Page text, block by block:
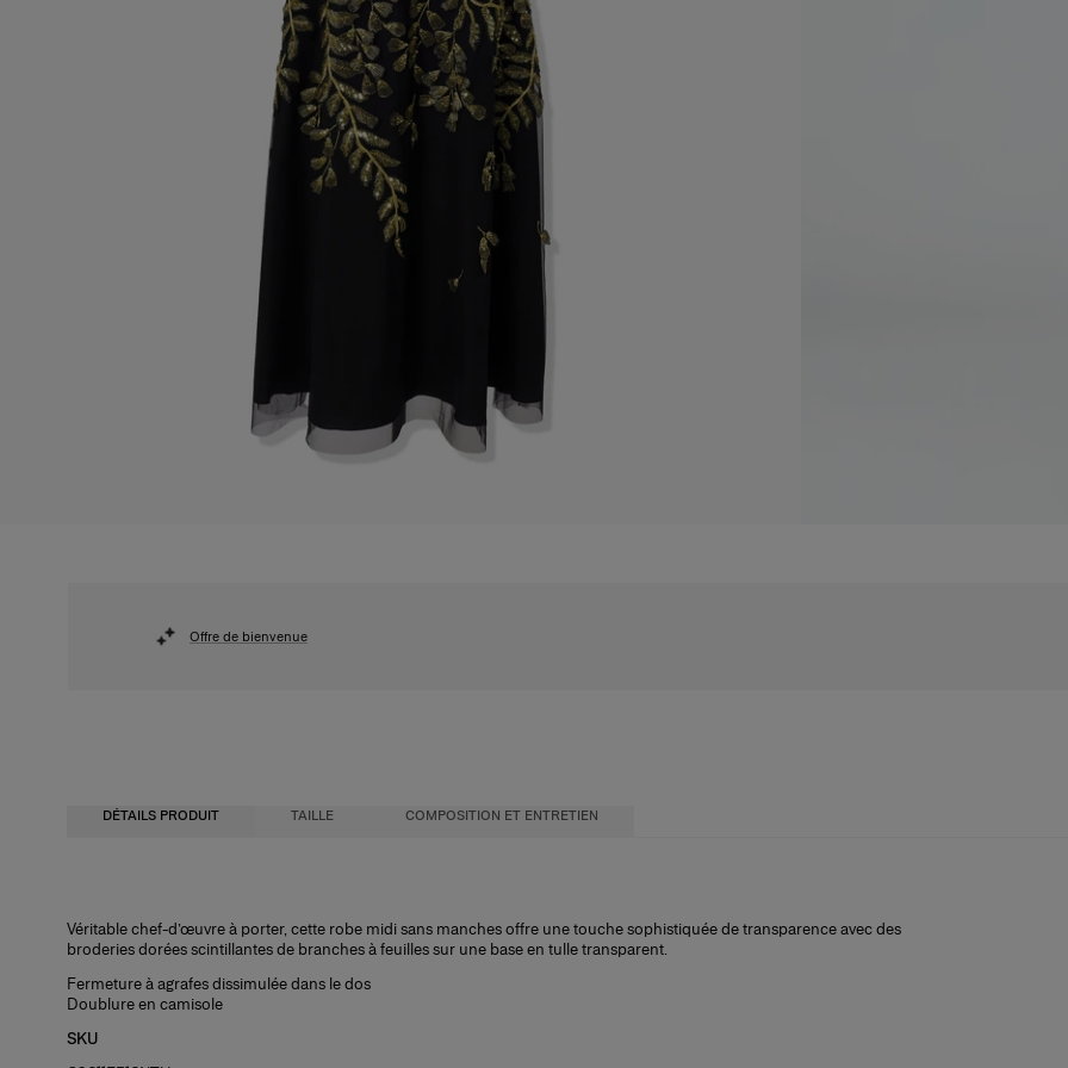
Offre de bienvenue
DÉTAILS PRODUIT TAILLE COMPOSITION ET ENTRETIEN
Véritable chef-d’œuvre à porter, cette robe midi sans manches offre une touche sophistiquée de transparence avec des
broderies dorées scintillantes de branches à feuilles sur une base en tulle transparent.
Fermeture à agrafes dissimulée dans le dos
Doublure en camisole
SKU
Corsage cintré avec jupe midi forme trapèze
Le mannequin mesure 176 cm / 5 pi 9 po et porte une taille US 2
29,5 "
100 % laine vierge
Nettoyage à sec uniquement
Pays de fabrication